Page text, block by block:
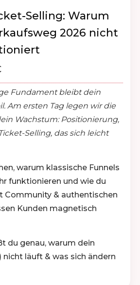
Selling: Warum
2026 nicht
Fundament bleibt dein
Am ersten Tag legen wir die
Wachstum: Positionierung,
Selling, das sich leicht
warum klassische Funnels
funktionieren und wie du
Community & authentischen
Kunden magnetisch
du genau, warum dein
nicht läuft & was sich ändern